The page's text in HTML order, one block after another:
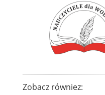
Zobacz równiez: